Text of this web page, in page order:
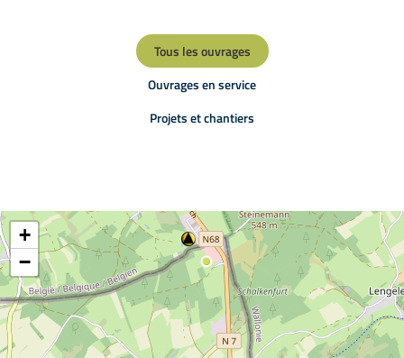
Tous les ouvrages
Ouvrages en service
Projets et chantiers
+
−